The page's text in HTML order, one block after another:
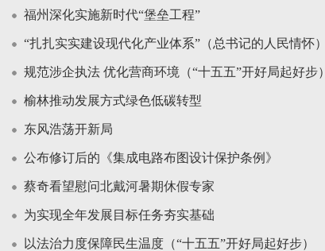
福州深化实施新时代“堡垒工程”
“扎扎实实建设现代化产业体系”（总书记的人民情怀）
规范涉企执法 优化营商环境（“十五五”开好局起好步）
榆林推动发展方式绿色低碳转型
东风浩荡开新局
公布修订后的《集成电路布图设计保护条例》
蔡奇看望慰问北戴河暑期休假专家
为实现全年发展目标任务夯实基础
以法治力度保障民生温度（“十五五”开好局起好步）